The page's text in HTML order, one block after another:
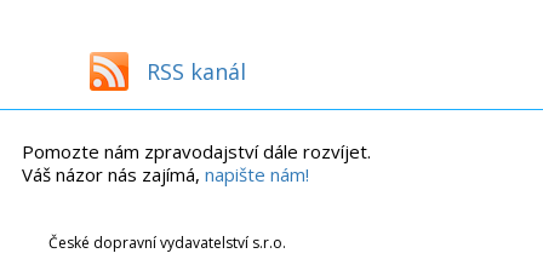
RSS kanál
Pomozte nám zpravodajství dále rozvíjet.
Váš názor nás zajímá, napište nám!
České dopravní vydavatelství s.r.o.